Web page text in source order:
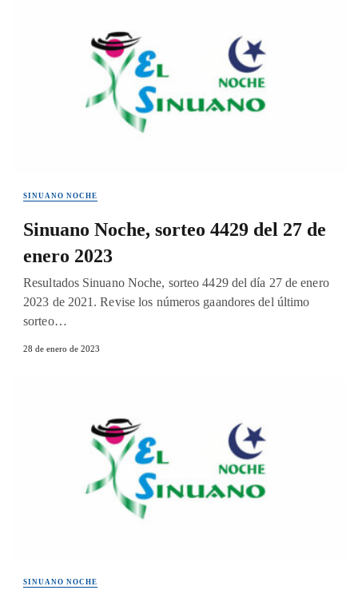
SINUANO NOCHE
Sinuano Noche, sorteo 4429 del 27 de
enero 2023
Resultados Sinuano Noche, sorteo 4429 del día 27 de enero
2023 de 2021. Revise los números gaandores del último
sorteo…
28 de enero de 2023
SINUANO NOCHE